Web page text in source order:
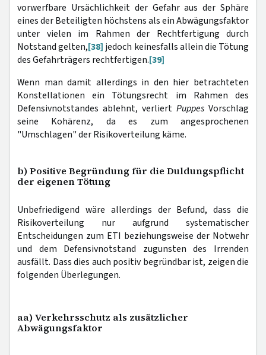
vorwerfbare Ursächlichkeit der Gefahr aus der Sphäre
eines der Beteiligten höchstens als ein Abwägungsfaktor
unter vielen im Rahmen der Rechtfertigung durch
Notstand gelten,[38] jedoch keinesfalls allein die Tötung
des Gefahrträgers rechtfertigen.[39]
Wenn man damit allerdings in den hier betrachteten
Konstellationen ein Tötungsrecht im Rahmen des
Defensivnotstandes ablehnt, verliert Puppes Vorschlag
seine Kohärenz, da es zum angesprochenen
"Umschlagen" der Risikoverteilung käme.
b) Positive Begründung für die Duldungspflicht
der eigenen Tötung
Unbefriedigend wäre allerdings der Befund, dass die
Risikoverteilung nur aufgrund systematischer
Entscheidungen zum ETI beziehungsweise der Notwehr
und dem Defensivnotstand zugunsten des Irrenden
ausfällt. Dass dies auch positiv begründbar ist, zeigen die
folgenden Überlegungen.
aa) Verkehrsschutz als zusätzlicher
Abwägungsfaktor